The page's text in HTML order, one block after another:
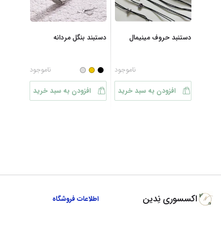
دستنبد حروف مینیمال
ناموجود
افزودن به سبد خرید
دستبند بنگل مردانه
ناموجود
افزودن به سبد خرید
اکسسوری نِدین اطلاعات فروشگاه